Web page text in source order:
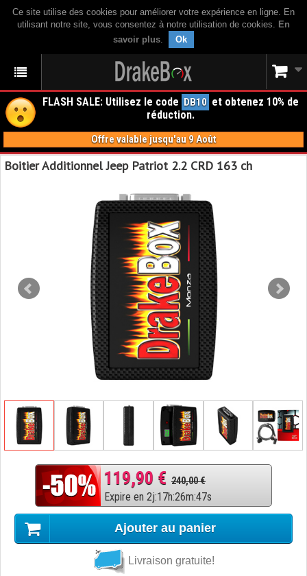
Ce site utilise des cookies pour améliorer votre expérience en ligne. En
utilisant notre site, vous consentez à notre utilisation de cookies. En
savoir plus. Ok
FLASH SALE: Utilisez le code DB10 et obtenez 10% de
réduction.
Offre valable jusqu'au 9 Août
Boitier Additionnel Jeep Patriot 2.2 CRD 163 ch
119,90 € 240,00 €
Expire en 2j:17h:26m:46s
Ajouter au panier
Livraison gratuite!